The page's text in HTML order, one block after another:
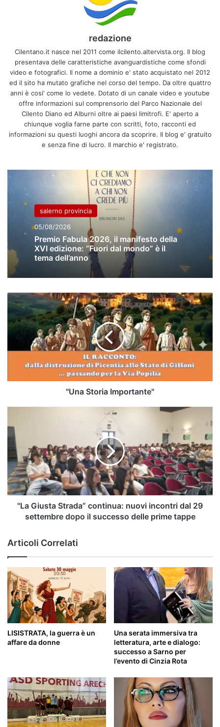
redazione
Cilentano.it nasce nel 2011 come ilcilento.altervista.org. Il blog
presentava delle caratteristiche avanguardistiche come sfondi
video e fotografici. Il nome a dominio e' stato acquistato nel 2012
ed il sito ha mutato grafiche nel corso del tempo. Da oltre quattro
anni è cosi' come lo vedete. Dotato di un canale video e youtube
offre informazioni sul comprensorio del Parco Nazionale del
Cilento Diano ed Alburni oltre ai paesi limitrofi. E' aperto a
chiunque voglia farne parte con scritti, foto, racconti ed
informazioni su questi luoghi ancora da scoprire. Il blog e' gratuito
e senza fine di lucro. Il marchio e' registrato.
salerno provincia
05/08/2026
Premio Fabula 2026, il manifesto della
XVI edizione: “Fuori dal mondo” è il
tema dell’anno
"Una
Storia
Importante"
"Una Storia Importante"
Strada”
continua:
nuovi
incontri
dal
29
settembre
dopo
prime
tappe
"La Giusta Strada” continua: nuovi incontri dal 29
settembre dopo il successo delle prime tappe
Articoli Correlati
LISISTRATA, la guerra è un
affare da donne
Una serata immersiva tra
letteratura, arte e dialogo:
successo a Sarno per
l’evento di Cinzia Rota